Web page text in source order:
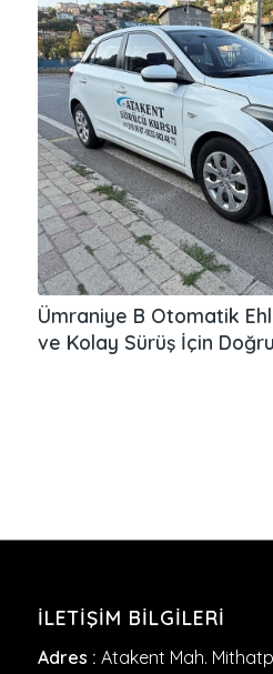
Ümraniye B Otomatik
ve Kolay Sürüş İçin
İLETIŞIM BILGILERI
Adres : Atakent Mah.